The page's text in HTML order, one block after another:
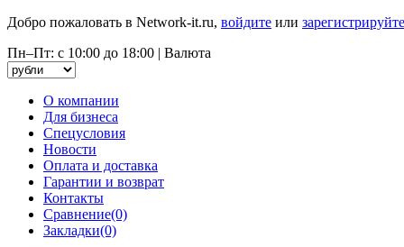
Добро пожаловать в Network-it.ru, войдите или
Пн–Пт: с 10:00 до 18:00 | Валюта
О компании
Для бизнеса
Спецусловия
Новости
Оплата и доставка
Гарантии и возврат
Контакты
Сравнение(0)
Закладки(0)